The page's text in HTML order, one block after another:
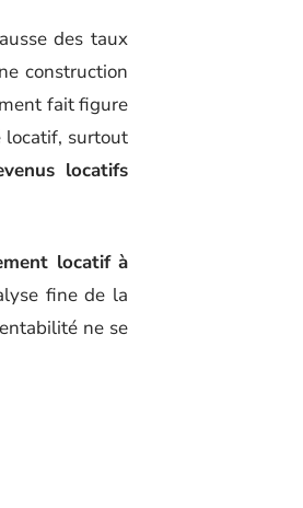
des taux
construction
fait figure
locatif, surtout
locatifs
locatif à
fine de la
ne se